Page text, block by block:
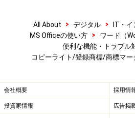
All About > デジタル > IT・
MS Officeの使い方
> ワード（
便利な機能・トラブル
コピーライト/登録商標/商標マー
会社概要 採用情
投資家情報 広告掲